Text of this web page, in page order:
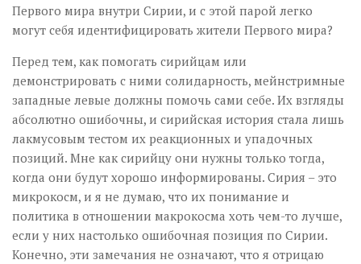
Первого мира внутри Сирии, и с этой парой легко
могут себя идентифицировать жители Первого мира?
Перед тем, как помогать сирийцам или
демонстрировать с ними солидарность, мейнстримные
западные левые должны помочь сами себе. Их взгляды
абсолютно ошибочны, и сирийская история стала лишь
лакмусовым тестом их реакционных и упадочных
позиций. Мне как сирийцу они нужны только тогда,
когда они будут хорошо информированы. Сирия – это
микрокосм, и я не думаю, что их понимание и
политика в отношении макрокосма хоть чем-то лучше,
если у них настолько ошибочная позиция по Сирии.
Конечно, эти замечания не означают, что я отрицаю